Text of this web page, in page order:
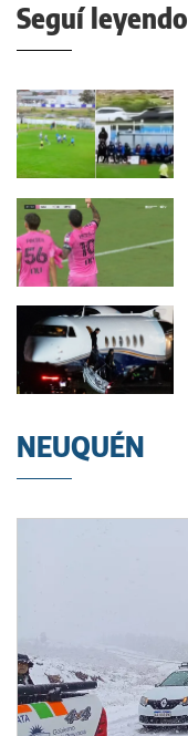
Seguí leyendo
NEUQUÉN